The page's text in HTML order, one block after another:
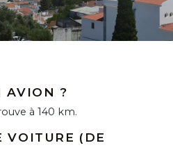
AVION ?
à 140 km.
VOITURE (DE